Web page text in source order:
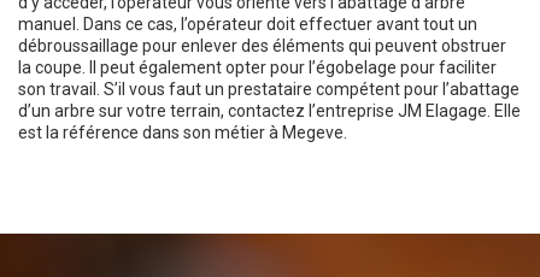
manuel. Dans ce cas, l’opérateur doit effectuer avant tout un
débroussaillage pour enlever des éléments qui peuvent obstruer
la coupe. Il peut également opter pour l’égobelage pour faciliter
son travail. S’il vous faut un prestataire compétent pour l’abattage
d’un arbre sur votre terrain, contactez l’entreprise JM Elagage. Elle
est la référence dans son métier à Megeve.